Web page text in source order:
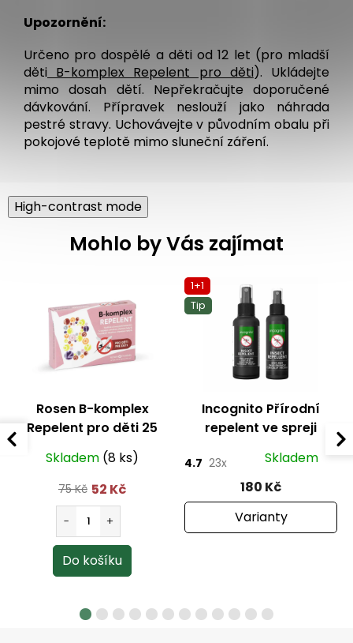
Upozornění:
Určeno pro dospělé a děti od 12 let (pro mladší
děti B-komplex Repelent pro děti). Ukládejte
mimo dosah dětí. Nepřekračujte doporučené
dávkování. Přípravek neslouží jako náhrada
pestré stravy. Uchovávejte v původním obalu při
pokojové teplotě mimo sluneční záření.
High-contrast mode
Mohlo by Vás zajímat
Rosen B-komplex
Repelent pro děti 25
drážé
Skladem (8 ks)
75 Kč 52 Kč
1+1
Tip
Incognito Přírodní
repelent ve spreji
4.7 23x
Skladem
180 Kč
Varianty